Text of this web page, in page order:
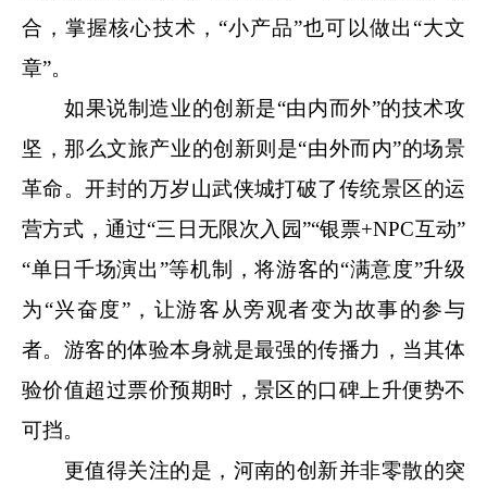
合，掌握核心技术，“小产品”也可以做出“大文
章”。
如果说制造业的创新是“由内而外”的技术攻
坚，那么文旅产业的创新则是“由外而内”的场景
革命。开封的万岁山武侠城打破了传统景区的运
营方式， 通过“三日无限次入园”“银票+NPC互动”
“单日千场演出”等机制，将游客的“满意度”升级
为“兴奋度”，让游客从旁观者变为故事的参与
者。 游客的体验本身就是最强的传播力，当其体
验价值超过票价预期 时 ， 景区的口碑 上升便势不
可挡。
更值得关注的是，河南的创新并非零散的突